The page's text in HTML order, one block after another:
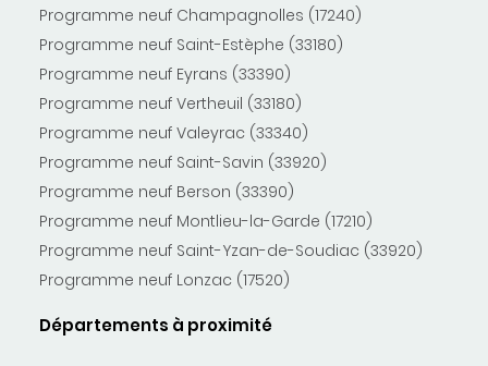
Programme neuf Champagnolles (17240)
Programme neuf Saint-Estèphe (33180)
Programme neuf Eyrans (33390)
Programme neuf Vertheuil (33180)
Programme neuf Valeyrac (33340)
Programme neuf Saint-Savin (33920)
Programme neuf Berson (33390)
Programme neuf Montlieu-la-Garde (17210)
Programme neuf Saint-Yzan-de-Soudiac (33920)
Programme neuf Lonzac (17520)
Départements à proximité